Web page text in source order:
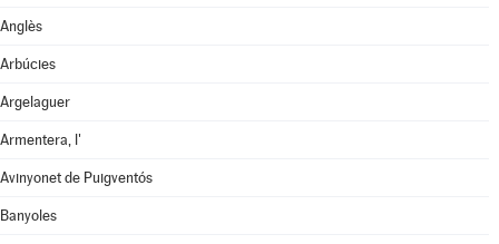
Anglès
Arbúcies
Argelaguer
Armentera, l'
Avinyonet de Puigventós
Banyoles